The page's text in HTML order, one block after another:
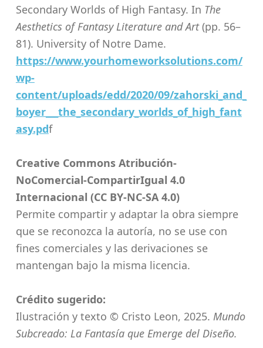
Secondary Worlds of High Fantasy. In The
Aesthetics of Fantasy Literature and Art(pp. 56–
81). University of Notre Dame.
https://www.yourhomeworksolutions.com/
wp-
content/uploads/edd/2020/09/zahorski_and_
boyer___the_secondary_worlds_of_high_fant
asy.pdf
Creative Commons Atribución-
NoComercial-CompartirIgual 4.0
Internacional (CC BY-NC-SA 4.0)
Permite compartir y adaptar la obra siempre
que se reconozca la autoría, no se use con
fines comerciales y las derivaciones se
mantengan bajo la misma licencia.
Crédito sugerido:
Ilustración y texto © Cristo Leon, 2025. Mundo
Subcreado: La Fantasía que Emerge del Diseño.